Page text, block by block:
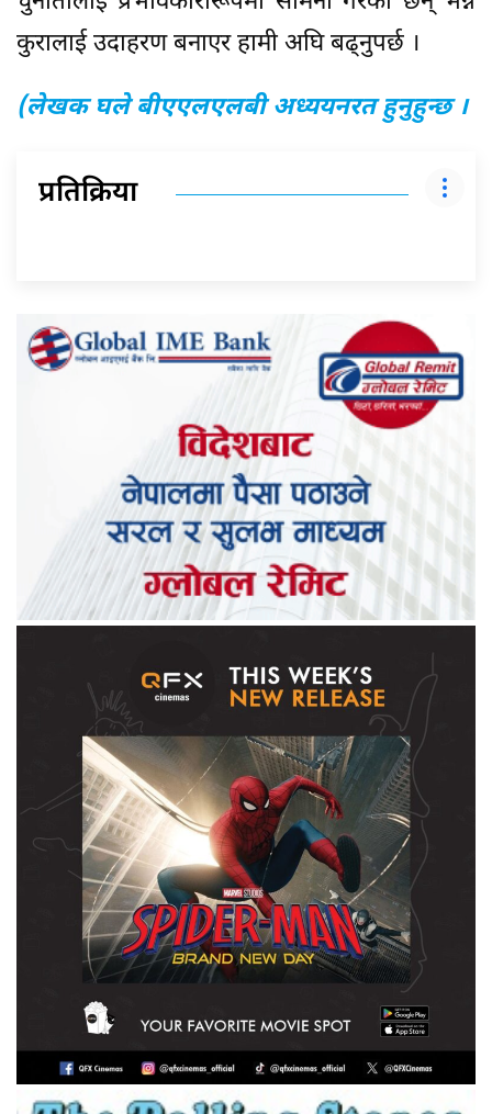
कुरालाई उदाहरण बनाएर हामी अघि बढ्नुपर्छ ।
(लेखक घले बीएएलएलबी अध्ययनरत हुनुहुन्छ ।
प्रतिक्रिया